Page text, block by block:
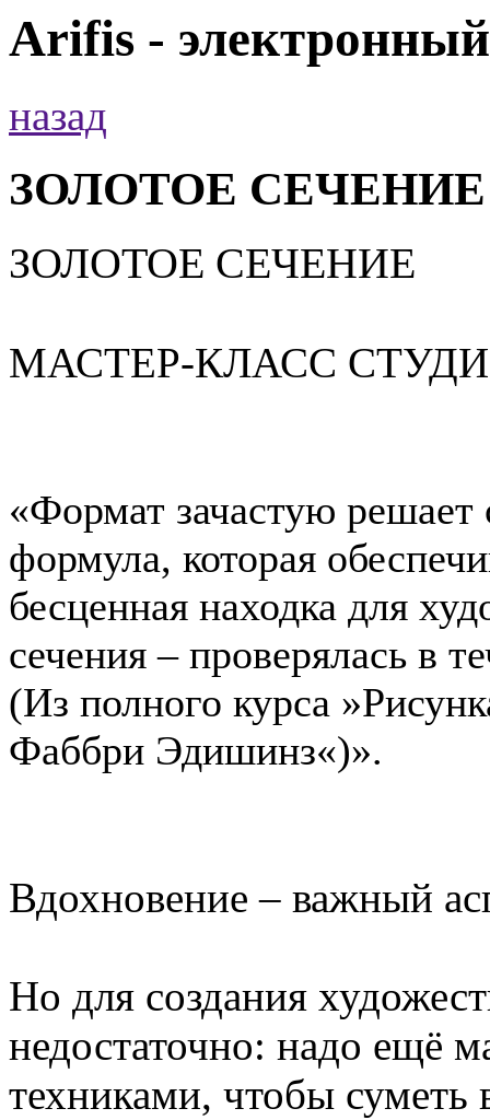
Arifis -
назад
ЗОЛОТОЕ СЕЧЕНИЕ
ЗОЛОТОЕ СЕЧЕНИЕ
МАСТЕР-КЛАСС
«Формат зачастую решает
формула, которая
бесценная находка для
сечения – проверялась в
(Из полного курса
Фаббри Эдишинз«)».
Вдохновение – важный
Но для создания
недостаточно: надо ещё
техниками, чтобы суметь